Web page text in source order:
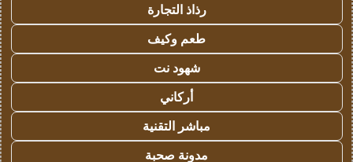
رذاذ التجارة
طعم وكيف
شهود نت
أركاني
مباشر التقنية
مدونة صحبة